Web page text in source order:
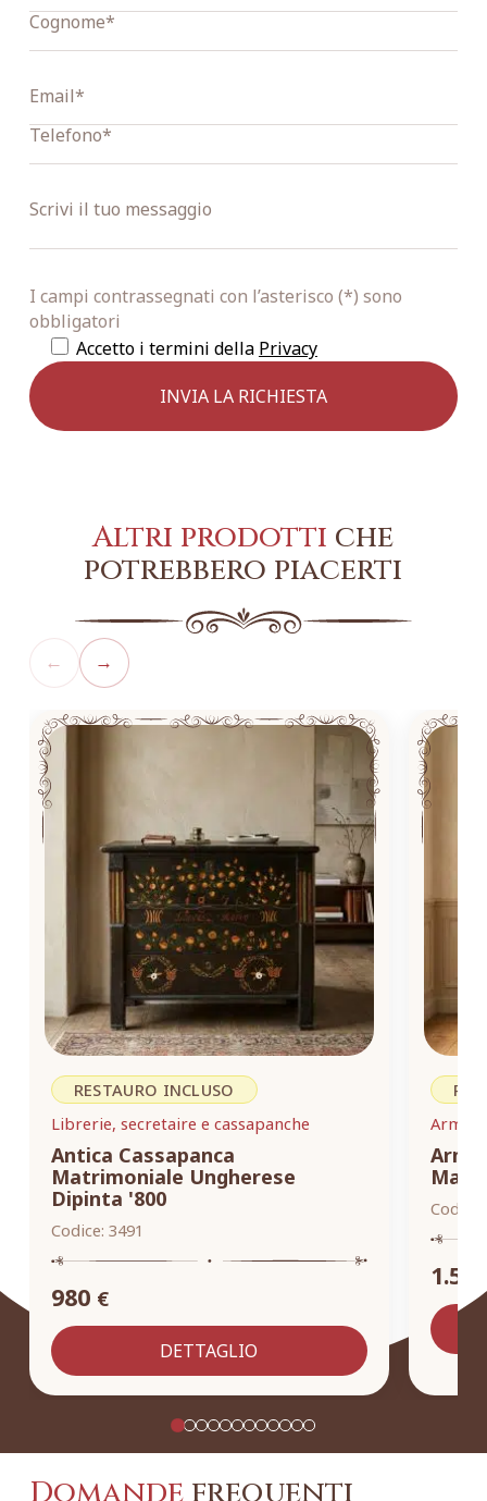
I campi contrassegnati con l’asterisco (*) sono
obbligatori
Accetto i termini della Privacy
Altri prodotti che
potrebbero piacerti
← →
RESTAURO INCLUSO
Librerie, secretaire e cassapanche
Antica Cassapanca
Matrimoniale Ungherese
Dipinta '800
Codice: 3491
980 €
DETTAGLIO
Codice: